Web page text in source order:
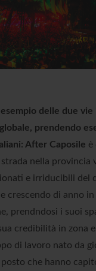
delle due vie
prendendo
After Caposile è
nella provincia
e irriducibili del
crescendo di anno in
prendndosi i suoi
credibilità in zona
di lavoro nato da
che hanno